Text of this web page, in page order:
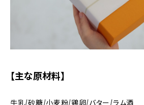
【主な原材料】
牛乳/砂糖/小麦粉/鶏卵/バター/ラム酒